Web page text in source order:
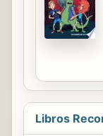
Libros